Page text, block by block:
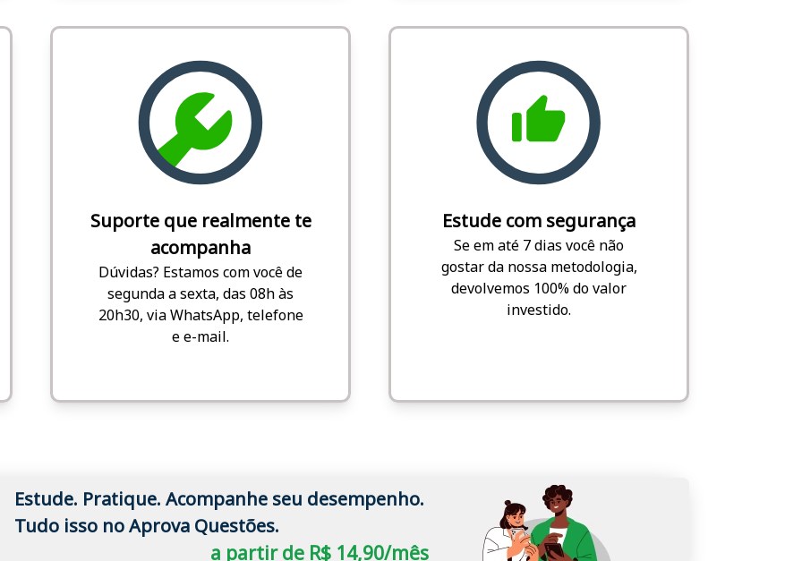
Suporte que realmente te
acompanha
Dúvidas? Estamos com você de
segunda a sexta, das 08h às
20h30, via WhatsApp, telefone
e e-mail.
Estude com segurança
Se em até 7 dias você não
gostar da nossa metodologia,
devolvemos 100% do valor
investido.
Estude. Pratique. Acompanhe seu desempenho.
Tudo isso no Aprova Questões.
a partir de R$ 14,90/mês